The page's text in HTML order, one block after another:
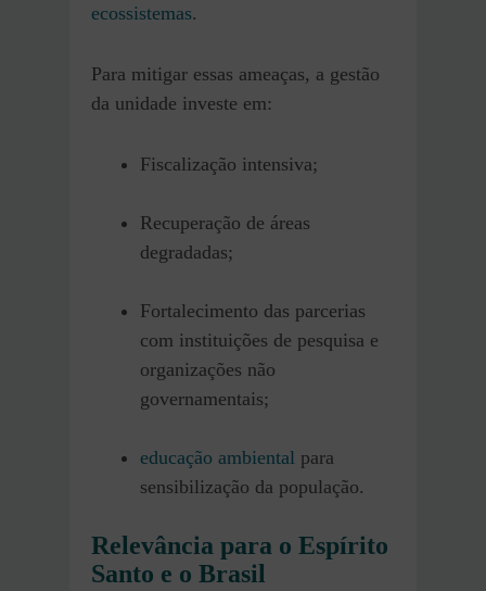
ecossistemas.
Para mitigar essas ameaças, a gestão
da unidade investe em:
Fiscalização intensiva;
Recuperação de áreas
degradadas;
Fortalecimento das parcerias
com instituições de pesquisa e
organizações não
governamentais;
educação ambiental para
sensibilização da população.
Relevância para o Espírito
Santo e o Brasil